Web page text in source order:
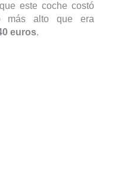
este coche costó
más alto que era
euros.